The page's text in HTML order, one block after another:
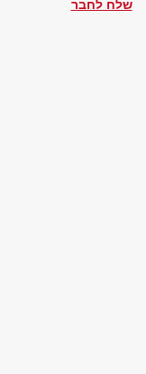
שלח לחבר